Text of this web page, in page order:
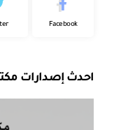
Facebook
احدث إصدارات